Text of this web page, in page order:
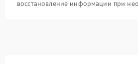
восстановление информации при